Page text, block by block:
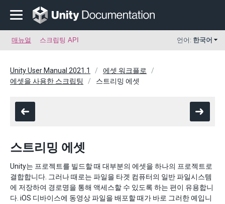
매뉴얼 스크립팅 API 언어: 한국어
Unity User Manual 2021.1
에셋 워크플로
에셋을 사용한 스크립팅
스트리밍 에셋
스트리밍 에셋
Unity는 프로젝트를 빌드할 때 대부분의 에셋을 하나의 프로젝트로
결합합니다. 그러나 때로는 파일을 타겟 컴퓨터의 일반 파일시스템
에 저장하여 경로명을 통해 액세스할 수 있도록 하는 편이 유용합니
다. iOS 디바이스에 동영상 파일을 배포할 때가 바로 그러한 예입니